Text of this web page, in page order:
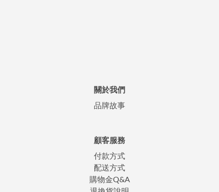
關於我們
品牌故事
顧客服務
付款方式
配送方式
購物金Q&A